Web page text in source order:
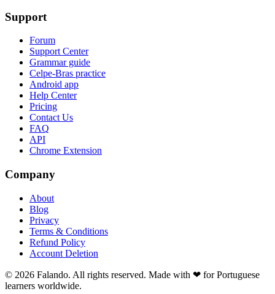
Support
Forum
Support Center
Grammar guide
Celpe-Bras practice
Android app
Help Center
Pricing
Contact Us
FAQ
API
Chrome Extension
Company
About
Blog
Privacy
Terms & Conditions
Refund Policy
Account Deletion
© 2026 Falando. All rights reserved. Made with ❤ for Portuguese
learners worldwide.